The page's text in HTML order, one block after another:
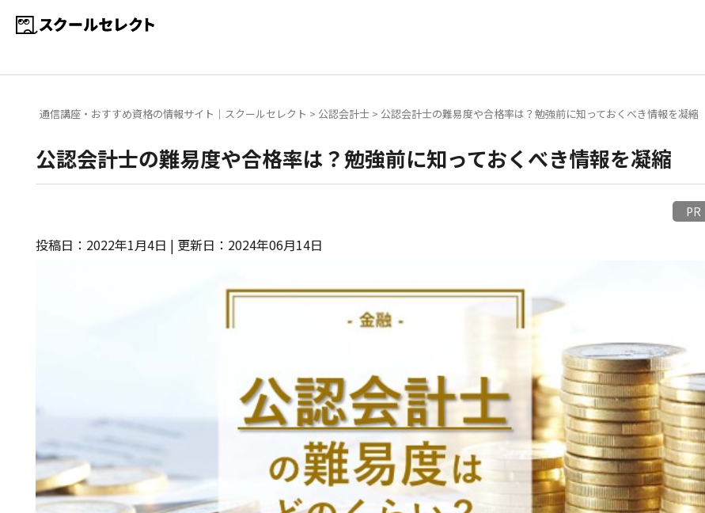
通信講座・おすすめ資格の情報サイト｜スクールセレクト > 公認会計士 > 公認会計士の難易度や合格率は？勉強前に知っておくべき情報を凝縮
公認会計士の難易度や合格率は？勉強前に知っておくべき情報を凝縮
PR
投稿日：2022年1月4日 | 更新日：2024年06月14日